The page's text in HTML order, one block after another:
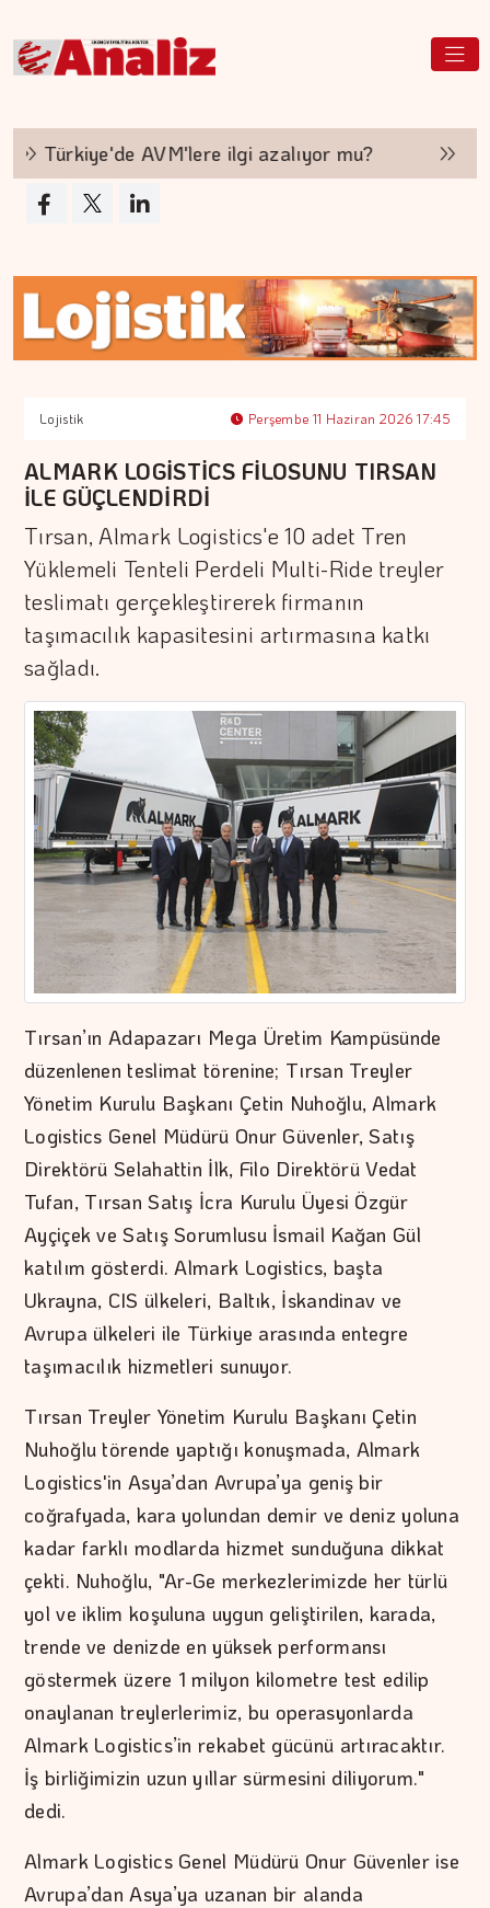
Türkiye'de AVM'lere ilgi azalıyor mu?
Lojistik Perşembe 11 Haziran 2026 17:45
ALMARK LOGİSTİCS FİLOSUNU TIRSAN
İLE GÜÇLENDİRDİ
Tırsan, Almark Logistics'e 10 adet Tren
Yüklemeli Tenteli Perdeli Multi-Ride treyler
teslimatı gerçekleştirerek firmanın
taşımacılık kapasitesini artırmasına katkı
sağladı.
Tırsan’ın Adapazarı Mega Üretim Kampüsünde
düzenlenen teslimat törenine; Tırsan Treyler
Yönetim Kurulu Başkanı Çetin Nuhoğlu, Almark
Logistics Genel Müdürü Onur Güvenler, Satış
Direktörü Selahattin İlk, Filo Direktörü Vedat
Tufan, Tırsan Satış İcra Kurulu Üyesi Özgür
Ayçiçek ve Satış Sorumlusu İsmail Kağan Gül
katılım gösterdi. Almark Logistics, başta
Ukrayna, CIS ülkeleri, Baltık, İskandinav ve
Avrupa ülkeleri ile Türkiye arasında entegre
taşımacılık hizmetleri sunuyor.
Tırsan Treyler Yönetim Kurulu Başkanı Çetin
Nuhoğlu törende yaptığı konuşmada, Almark
Logistics'in Asya’dan Avrupa’ya geniş bir
coğrafyada, kara yolundan demir ve deniz yoluna
kadar farklı modlarda hizmet sunduğuna dikkat
çekti. Nuhoğlu, "Ar-Ge merkezlerimizde her türlü
yol ve iklim koşuluna uygun geliştirilen, karada,
trende ve denizde en yüksek performansı
göstermek üzere 1 milyon kilometre test edilip
onaylanan treylerlerimiz, bu operasyonlarda
Almark Logistics’in rekabet gücünü artıracaktır.
İş birliğimizin uzun yıllar sürmesini diliyorum."
dedi.
Almark Logistics Genel Müdürü Onur Güvenler ise
Avrupa’dan Asya’ya uzanan bir alanda